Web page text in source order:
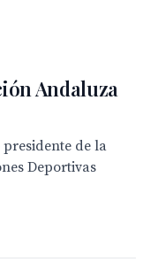
Andaluza
presidente de la
Deportivas